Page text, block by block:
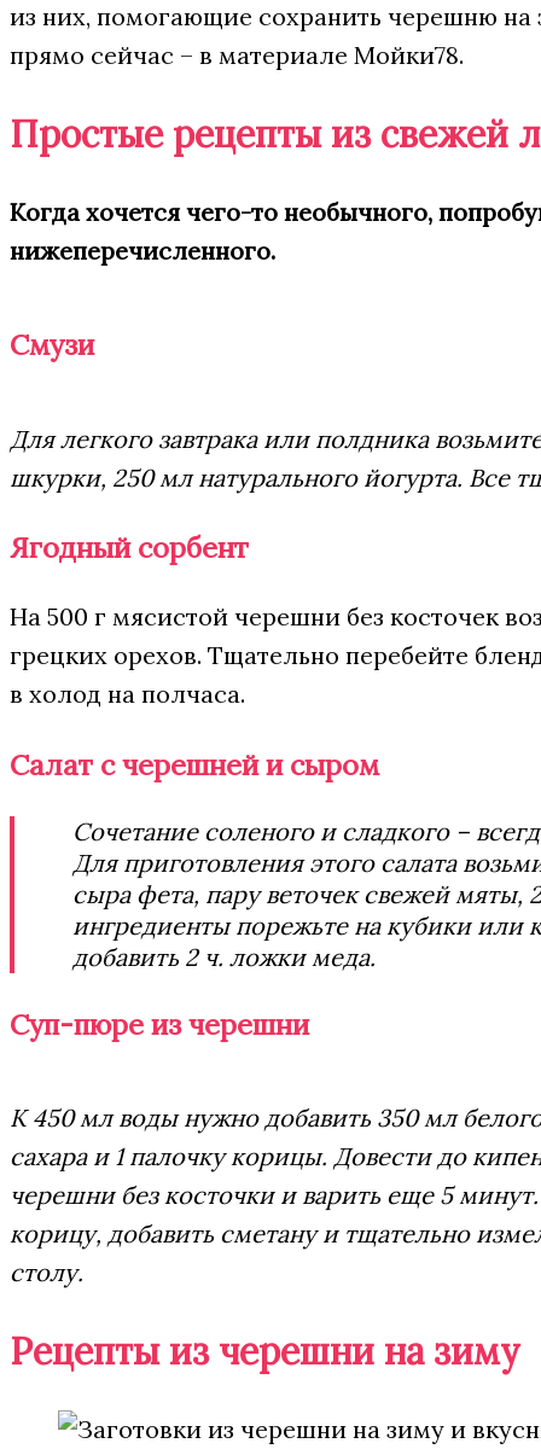
из них, помогающие сохранить черешню
прямо сейчас – в материале Мойки78.
Простые рецепты из свежей
Когда хочется чего-то необычного,
нижеперечисленного.
Смузи
Для легкого завтрака или полдника
шкурки, 250 мл натурального йогурта. Все
Ягодный сорбент
На 500 г мясистой черешни без косточек
грецких орехов. Тщательно перебейте
в холод на полчаса.
Салат с черешней и сыром
Сочетание соленого и сладкого –
Для приготовления этого салата
сыра фета, пару веточек свежей мяты,
ингредиенты порежьте на кубики или
добавить 2 ч. ложки меда.
Суп-пюре из черешни
К 450 мл воды нужно добавить 350 мл
сахара и 1 палочку корицы. Довести до
черешни без косточки и варить еще 5
корицу, добавить сметану и тщательно
столу.
Рецепты из черешни на зиму